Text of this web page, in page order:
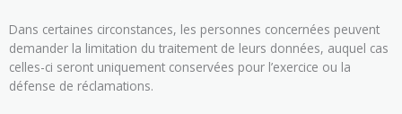
Dans certaines circonstances, les personnes concernées peuvent
demander la limitation du traitement de leurs données, auquel cas
celles-ci seront uniquement conservées pour l’exercice ou la
défense de réclamations.